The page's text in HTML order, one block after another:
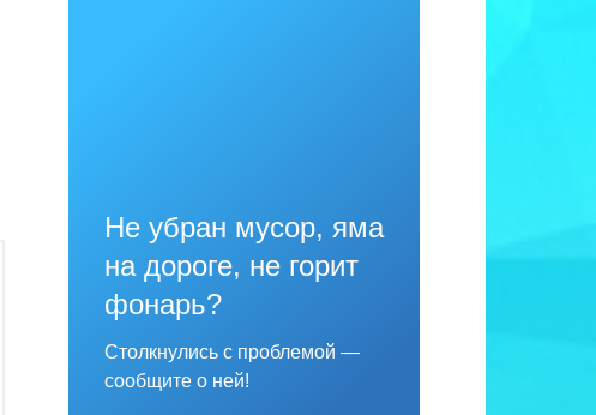
Не убран мусор, яма
на дороге, не горит
фонарь?
Столкнулись с проблемой —
сообщите о ней!